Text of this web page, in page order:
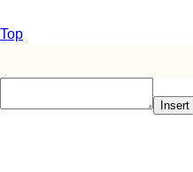
Top
Insert